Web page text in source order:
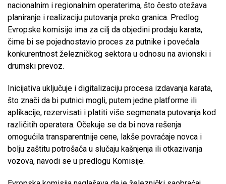
nacionalnim i regionalnim operaterima, što često otežava
planiranje i realizaciju putovanja preko granica. Predlog
Evropske komisije ima za cilj da objedini prodaju karata,
čime bi se pojednostavio proces za putnike i povećala
konkurentnost železničkog sektora u odnosu na avionski i
drumski prevoz.
Inicijativa uključuje i digitalizaciju procesa izdavanja karata,
što znači da bi putnici mogli, putem jedne platforme ili
aplikacije, rezervisati i platiti više segmenata putovanja kod
različitih operatera. Očekuje se da bi nova rešenja
omogućila transparentnije cene, lakše povraćaje novca i
bolju zaštitu potrošača u slučaju kašnjenja ili otkazivanja
vozova, navodi se u predlogu Komisije.